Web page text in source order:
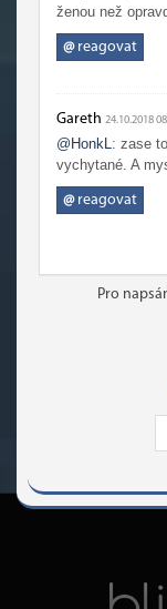
ženou než
@reagovat
Gareth 24.10.2018
@HonkL: zase
vychytané. A
@reagovat
Pro